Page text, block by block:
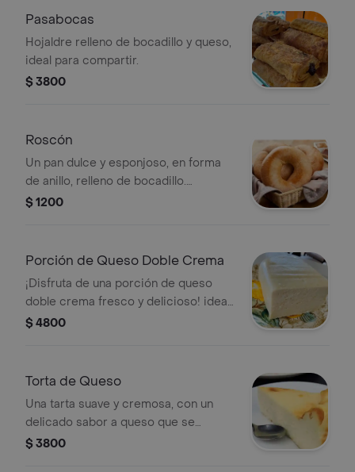
Pasabocas
Hojaldre relleno de bocadillo y queso,
ideal para compartir.
$ 3800
Roscón
Un pan dulce y esponjoso, en forma
de anillo, relleno de bocadillo.
perfecto para disfrutar con una taza
$ 1200
Porción de Queso Doble Crema
¡Disfruta de una porción de queso
doble crema fresco y delicioso! ideal
para tus comidas o para picar en
$ 4800
Torta de Queso
Una tarta suave y cremosa, con un
delicado sabor a queso que se
derrite en la boca. un placer
$ 3800